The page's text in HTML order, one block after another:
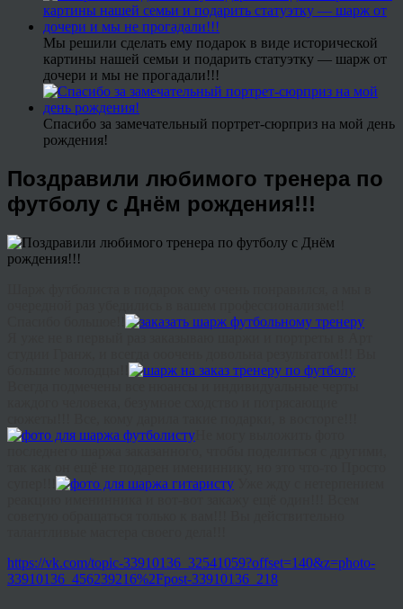
Мы решили сделать ему подарок в виде исторической
картины нашей семьи и подарить статуэтку — шарж от
дочери и мы не прогадали!!!
Спасибо за замечательный портрет-сюрприз на мой день
рождения!
Поздравили любимого тренера по
футболу с Днём рождения!!!
https://vk.com/topic-33910136_32541059?offset=140&z=photo-
33910136_456239216%2Fpost-33910136_218